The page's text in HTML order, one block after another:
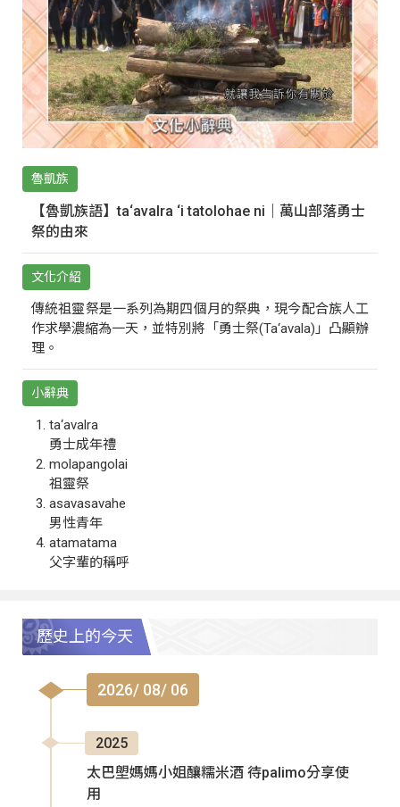
魯凱族
【魯凱族語】ta‘avalra ‘i tatolohae ni｜萬山部落勇士
祭的由來
文化介紹
傳統祖靈祭是一系列為期四個月的祭典，現今配合族人工
作求學濃縮為一天，並特別將「勇士祭(Ta‘avala)」凸顯辦
理。
小辭典
ta‘avalra
勇士成年禮
molapangolai
祖靈祭
asavasavahe
男性青年
atamatama
父字輩的稱呼
歷史上的今天
2026/ 08/ 06
2025
太巴塱媽媽小姐釀糯米酒 待palimo分享使
用